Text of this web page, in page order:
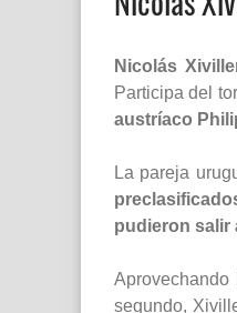
Nicolás
Participa del
austríaco
La pareja
pudieron salir
segundo,